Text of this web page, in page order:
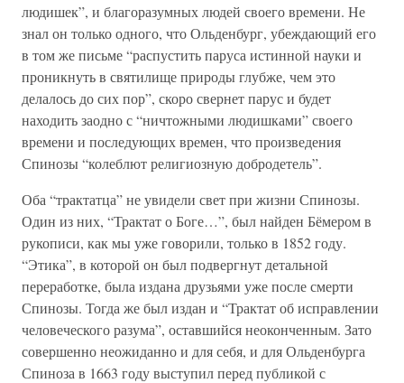
людишек”, и благоразумных людей своего времени. Не
знал он только одного, что Ольденбург, убеждающий его
в том же письме “распустить паруса истинной науки и
проникнуть в святилище природы глубже, чем это
делалось до сих пор”, скоро свернет парус и будет
находить заодно с “ничтожными людишками” своего
времени и последующих времен, что произведения
Спинозы “колеблют религиозную добродетель”.
Оба “трактатца” не увидели свет при жизни Спинозы.
Один из них, “Трактат о Боге…”, был найден Бёмером в
рукописи, как мы уже говорили, только в 1852 году.
“Этика”, в которой он был подвергнут детальной
переработке, была издана друзьями уже после смерти
Спинозы. Тогда же был издан и “Трактат об исправлении
человеческого разума”, оставшийся неоконченным. Зато
совершенно неожиданно и для себя, и для Ольденбурга
Спиноза в 1663 году выступил перед публикой с